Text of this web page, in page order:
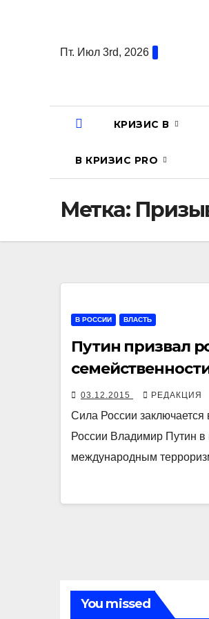
содержаниюПт. Июл 3rd, 2026
КРИЗИС В
В КРИЗИС PRO
Метка:
В РОССИИ ВЛАСТЬ
Путин призвал
03.12.2015 РЕДАКЦИЯ
Сила России заключается
России Владимир Путин в
международным
You missed